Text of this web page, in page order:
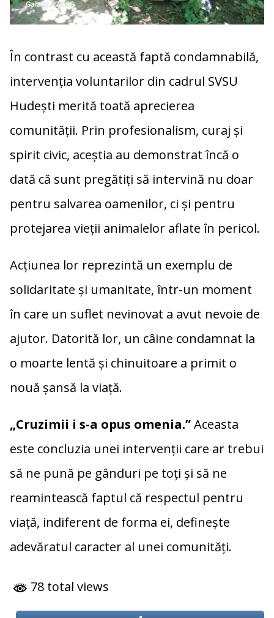
În contrast cu această faptă condamnabilă,
intervenția voluntarilor din cadrul SVSU
Hudești merită toată aprecierea
comunității. Prin profesionalism, curaj și
spirit civic, aceștia au demonstrat încă o
dată că sunt pregătiți să intervină nu doar
pentru salvarea oamenilor, ci și pentru
protejarea vieții animalelor aflate în pericol.
Acțiunea lor reprezintă un exemplu de
solidaritate și umanitate, într-un moment
în care un suflet nevinovat a avut nevoie de
ajutor. Datorită lor, un câine condamnat la
o moarte lentă și chinuitoare a primit o
nouă șansă la viață.
„Cruzimii i s-a opus omenia.”Aceasta
este concluzia unei intervenții care ar trebui
să ne pună pe gânduri pe toți și să ne
reamintească faptul că respectul pentru
viață, indiferent de forma ei, definește
adevăratul caracter al unei comunități.
78 total views